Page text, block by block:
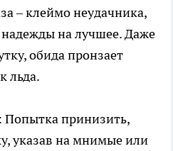
– клеймо неудачника,
на лучшее. Даже
обида пронзает
льда.
: Попытка принизить,
указав на мнимые или